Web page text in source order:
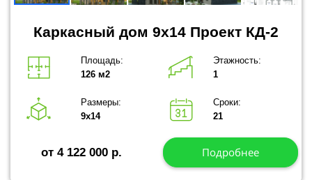
Каркасный дом 9x14 Проект КД-2
Площадь:
126 м2
Этажность:
1
Размеры:
9х14
Сроки:
21
от 4 122 000 р. Подробнее